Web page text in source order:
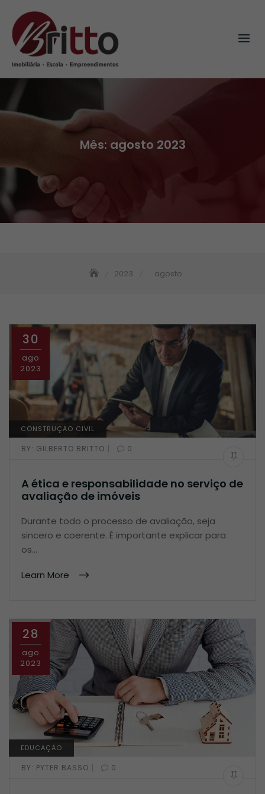
content
Mês: agosto 2023
2023 agosto
30
ago
2023
CONSTRUÇÃO CIVIL
BY: GILBERTO BRITTO | 0
A ética e responsabilidade no serviço de
avaliação de imóveis
Durante todo o processo de avaliação, seja
sincero e coerente. É importante explicar para
os…
Learn More
28
ago
2023
EDUCAÇÃO
BY: PYTER BASSO | 0